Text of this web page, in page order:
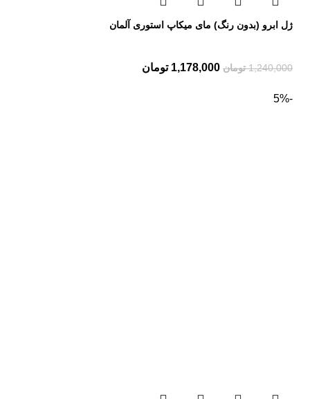
ژل ابرو (بدون رنگ) مای میکاپ استوری آلمان
1,240,000 تومان 1,178,000 تومان
-5%